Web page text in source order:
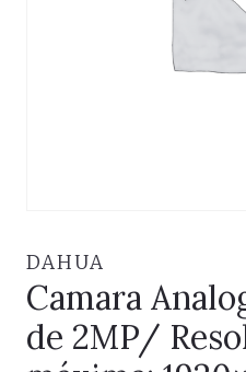
DAHUA
Camara
de 2MP/